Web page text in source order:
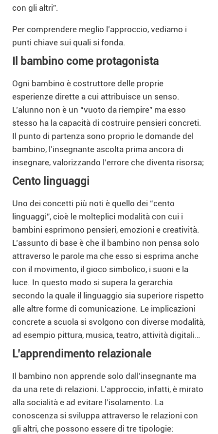
con gli altri”.
Per comprendere meglio l’approccio, vediamo i
punti chiave sui quali si fonda.
bambino come protagonista
Ogni bambino è costruttore delle proprie
esperienze dirette a cui attribuisce un senso.
L’alunno non è un “vuoto da riempire” ma esso
stesso ha la capacità di costruire pensieri concreti.
Il punto di partenza sono proprio le domande del
bambino, l’insegnante ascolta prima ancora di
insegnare, valorizzando l’errore che diventa risorsa;
Cento linguaggi
Uno dei concetti più noti è quello dei “cento
linguaggi”, cioè le molteplici modalità con cui i
bambini esprimono pensieri, emozioni e creatività.
L’assunto di base è che il bambino non pensa solo
attraverso le parole ma che esso si esprima anche
con il movimento, il gioco simbolico, i suoni e la
luce. In questo modo si supera la gerarchia
secondo la quale il linguaggio sia superiore rispetto
alle altre forme di comunicazione. Le implicazioni
concrete a scuola si svolgono con diverse modalità,
ad esempio pittura, musica, teatro, attività digitali…
L’apprendimento relazionale
Il bambino non apprende solo dall’insegnante ma
da una rete di relazioni. L’approccio, infatti, è mirato
alla socialità e ad evitare l’isolamento. La
conoscenza si sviluppa attraverso le relazioni con
gli altri, che possono essere di tre tipologie: